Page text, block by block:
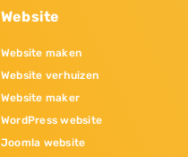
Website
Website maken
Website verhuizen
Website maker
WordPress website
Joomla website